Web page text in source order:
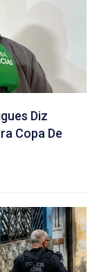
Diz
Copa De